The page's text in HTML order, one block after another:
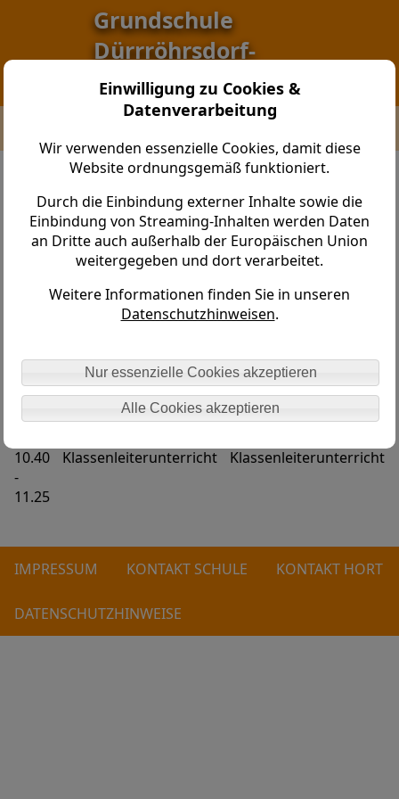
Einwilligung zu Cookies &
Datenverarbeitung
Wir verwenden essenzielle Cookies, damit diese
Website ordnungsgemäß funktioniert.
Durch die Einbindung externer Inhalte sowie die
Einbindung von Streaming-Inhalten werden Daten
an Dritte auch außerhalb der Europäischen Union
weitergegeben und dort verarbeitet.
Weitere Informationen finden Sie in unseren
Datenschutzhinweisen.
Nur essenzielle Cookies akzeptieren
Alle Cookies akzeptieren
Grundschule
Dürrröhrsdorf-
Dittersbach
Grundschule Dürrröhrsdorf-Dittersbach >
Stundenpläne > Klasse 1a
Klasse 1a Frau Lewerken
Zeit Mo Di
08.30
Klassenleiterunterricht Klassenleiterunterricht
09.15
Klassenleiterunterricht Klassenleiterunterricht
09.45
Klassenleiterunterricht Klassenleiterunterricht
10.40
-
11.25
Klassenleiterunterricht Klassenleiterunterricht
IMPRESSUM KONTAKT SCHULE KONTAKT HORT
DATENSCHUTZHINWEISE